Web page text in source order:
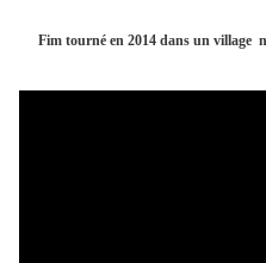
Fim tourné en 2014 dans un village